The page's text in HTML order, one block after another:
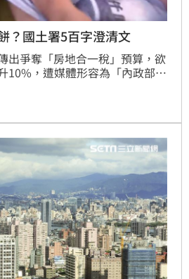
？國土署5百字澄清文
出爭奪「房地合一稅」預算，欲
10%，遭媒體形容為「內政部槓
持一體精神，爭取預算是為了落